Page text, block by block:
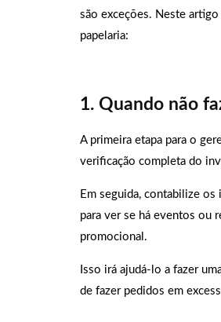
são exceções. Neste
papelaria:
1. Quando não
A primeira etapa para o
verificação completa do
Em seguida, contabilize os
para ver se há eventos ou
promocional.
Isso irá ajudá-lo a fazer
de fazer pedidos em